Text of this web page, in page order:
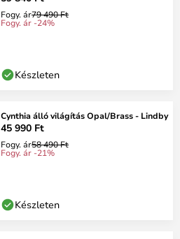
Fogy. ár79 490 Ft
Fogy. ár -24%
Készleten
Cynthia álló világítás Opal/Brass - Lindby
45 990 Ft
Fogy. ár58 490 Ft
Fogy. ár -21%
Készleten